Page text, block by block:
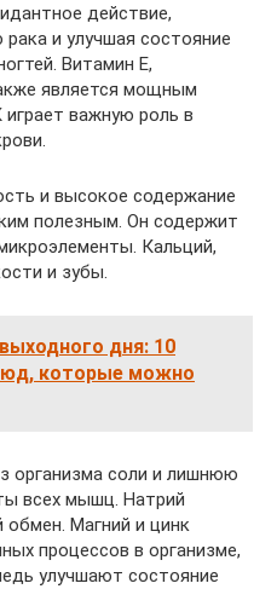
действие,
и улучшая состояние
Витамин Е,
является мощным
важную роль в
и высокое содержание
полезным. Он содержит
Кальций,
и зубы.
дня: 10
которые можно
организма соли и лишнюю
всех мышц. Натрий
обмен. Магний и цинк
процессов в организме,
улучшают состояние